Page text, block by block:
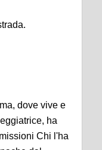
dove vive e
ha
Chi l'ha